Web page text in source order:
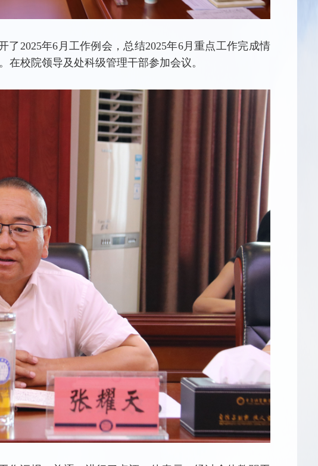
2025年6月工作例会，总结2025年6月重点工作完成情
校院领导及处科级管理干部参加会议。